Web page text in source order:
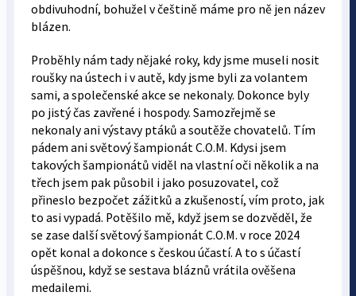
obdivuhodní, bohužel v češtině máme pro ně jen název
blázen.
Proběhly nám tady nějaké roky, kdy jsme museli nosit
roušky na ústech i v autě, kdy jsme byli za volantem
sami, a společenské akce se nekonaly. Dokonce byly
po jistý čas zavřené i hospody. Samozřejmě se
nekonaly ani výstavy ptáků a soutěže chovatelů. Tím
pádem ani světový šampionát C.O.M. Kdysi jsem
takových šampionátů viděl na vlastní oči několik a na
třech jsem pak působil i jako posuzovatel, což
přineslo bezpočet zážitků a zkušeností, vím proto, jak
to asi vypadá. Potěšilo mě, když jsem se dozvěděl, že
se zase další světový šampionát C.O.M. v roce 2024
opět konal a dokonce s českou účastí. A to s účastí
úspěšnou, když se sestava bláznů vrátila ověšena
medailemi.